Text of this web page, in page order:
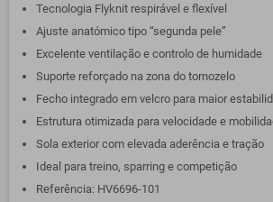
Tecnologia Flyknit respirável e flexível
Ajuste anatómico tipo “segunda pele”
Excelente ventilação e controlo de humidade
Suporte reforçado na zona do tornozelo
Fecho integrado em velcro para maior
Estrutura otimizada para velocidade e
Sola exterior com elevada aderência e tração
Ideal para treino, sparring e competição
Referência: HV6696-101